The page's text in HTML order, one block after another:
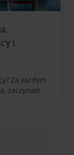
i
Za każdym
zaczynam